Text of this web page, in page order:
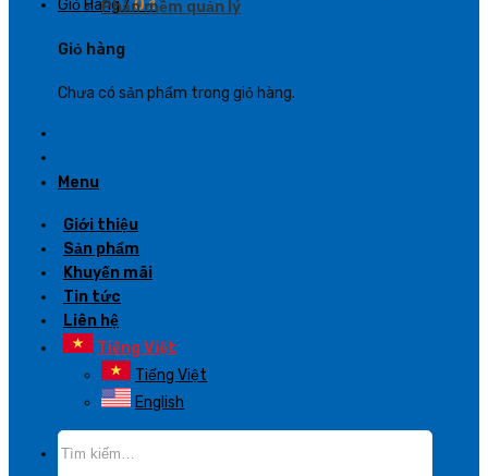
Giỏ Hàng /0₫
Giỏ hàng
Chưa có sản phẩm trong giỏ hàng.
Menu
Phần mềm quản lý
Giới thiệu
Sản phẩm
Khuyến mãi
Tin tức
Liên hệ
Tiếng Việt
Tiếng Việt
English